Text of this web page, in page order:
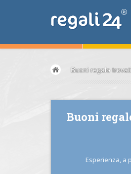
Buoni regalo trovati
Buoni
Esperienza, a